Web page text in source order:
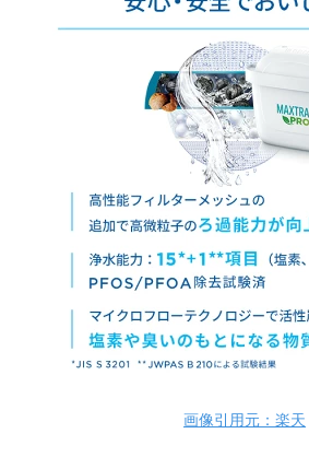
画像引用元：楽天